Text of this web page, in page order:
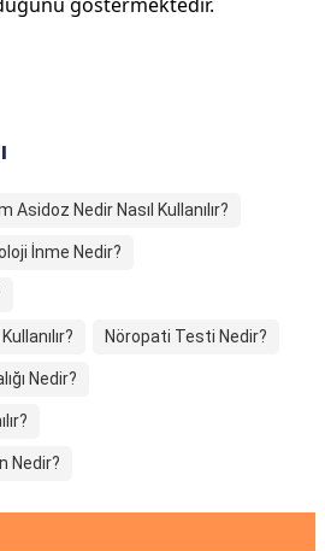
Asidoz Nedir Nasıl Kullanılır?
İnme Nedir?
Nöropati Testi Nedir?
Nedir?
Nedir?